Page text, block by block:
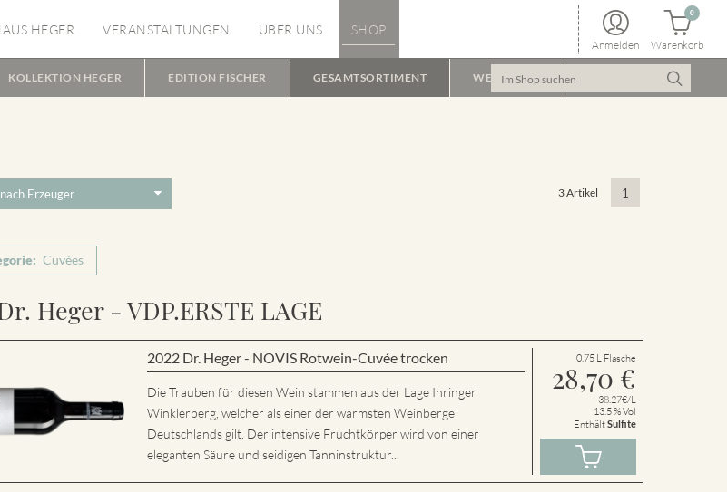
HEGER VERANSTALTUNGEN ÜBER UNS SHOP
Anmelden Warenkorb
0
KOLLEKTION HEGER EDITION FISCHER GESAMTSORTIMENT WEINPAKET
3 Artikel 1
Cuvées
Heger - VDP.ERSTE LAGE
2022 Dr. Heger - NOVIS Rotwein-Cuvée trocken
Die Trauben für diesen Wein stammen aus der Lage Ihringer
Winklerberg, welcher als einer der wärmsten Weinberge
Deutschlands gilt. Der intensive Fruchtkörper wird von einer
eleganten Säure und seidigen Tanninstruktur...
0.75 L Flasche
28,70 €
38.27€/L
13.5 % Vol
EnthältSulfite